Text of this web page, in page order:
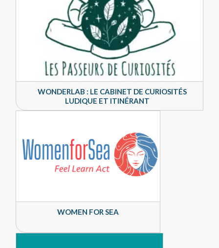
WONDERLAB : LE CABINET DE CURIOSITÉS
LUDIQUE ET ITINÉRANT
WOMEN FOR SEA